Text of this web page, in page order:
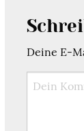
Deine E-